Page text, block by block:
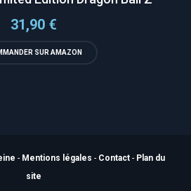
31,90 €
SUR AMAZON
- Mentions légales - Contact - Plan du
site